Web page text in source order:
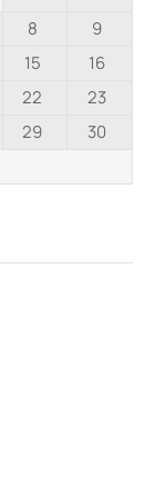
8
9
15
16
22
23
29
30